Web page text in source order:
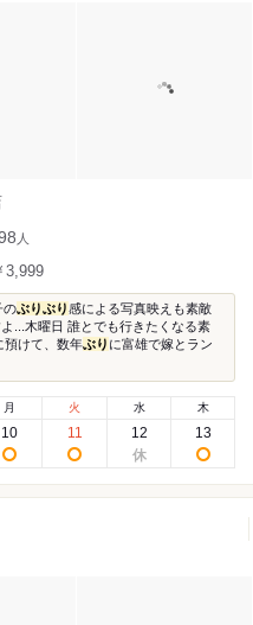
人
3,999
のぶりぶり感による写真映えも素敵
...木曜日 誰とでも行きたくなる素
預けて、数年ぶり に富雄で嫁とラン
月
10
火
11
水
12
木
13